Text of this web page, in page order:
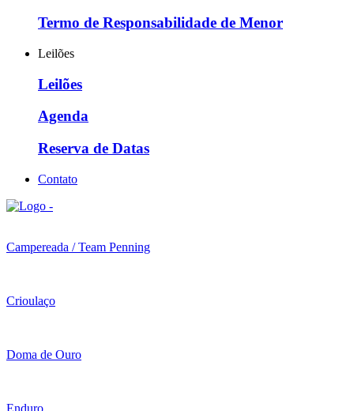
Termo de Responsabilidade de Menor
Leilões
Leilões
Agenda
Reserva de Datas
Contato
Campereada / Team Penning
Crioulaço
Doma de Ouro
Enduro